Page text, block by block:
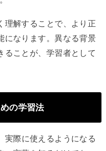
理解することで、より正
になります。異なる背景
ることが、学習者として
の学習法
実際に使えるようになる